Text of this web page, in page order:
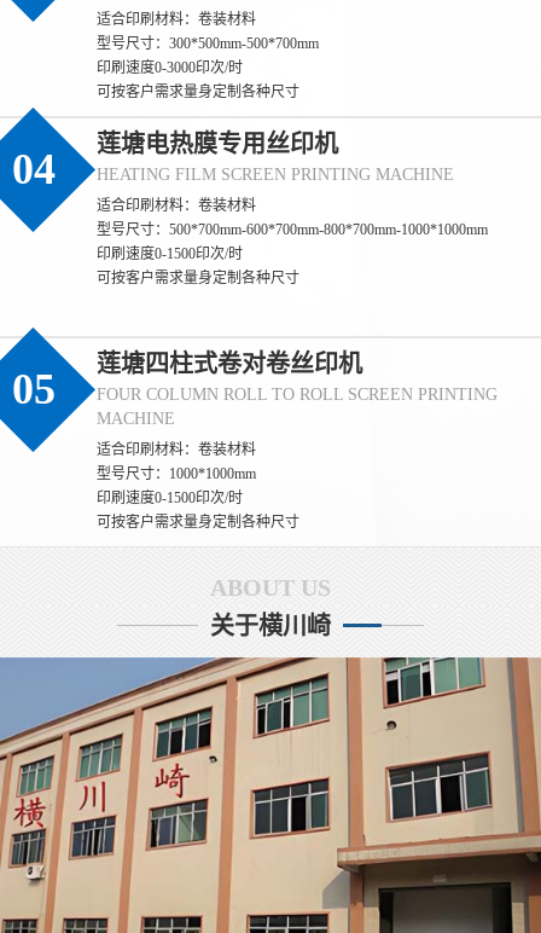
适合印刷材料：卷装材料
型号尺寸：300*500mm-500*700mm
印刷速度0-3000印次/时
可按客户需求量身定制各种尺寸
04
莲塘电热膜专用丝印机
HEATING FILM SCREEN PRINTING MACHINE
适合印刷材料：卷装材料
型号尺寸：500*700mm-600*700mm-800*700mm-1000*1000mm
印刷速度0-1500印次/时
可按客户需求量身定制各种尺寸
05
莲塘四柱式卷对卷丝印机
FOUR COLUMN ROLL TO ROLL SCREEN PRINTING
MACHINE
适合印刷材料：卷装材料
型号尺寸：1000*1000mm
印刷速度0-1500印次/时
可按客户需求量身定制各种尺寸
ABOUT US
关于横川崎
(莲塘)丝印过程中如何保证标签的防伪效果
能、精准控制印刷参数、量化检测防伪特征，确保每一张标签的防
伪识别效果完全统一。 一、源头锁定：防伪材料的性能一致性是基
础 1. **防伪油墨的批次化管控** - 同一批次标签必须使用**同一供
应商、同一生产批次**的防伪油墨（如光变油
(莲塘)丝印过程中如何保证防伪标签的一致
(莲塘) 保证丝印防伪标签一致性的核心，是**消除全流程变量**，
通过标准化材料、固定设备参数、统一操作规范和量化检测，实现
批次标签必须使用同一供应商、同一批次的基材（如PET膜、易碎
纸），避免不同批次基材厚度、平整度差异
(莲塘)丝印过程中如何保证防伪标签的质量
(莲塘)丝印防伪标签的质量直接决定其防伪有效性，核心要从**源头
控制、过程监管、结果检测**三个维度层层把关。 一、源头控制：
网版与材料是质量根基 1. **网版精度把控** - 选择高目数丝网（如
300-500目），确保微缩文字、精细纹理能清晰呈现，目数过低易导
致图案边缘毛糙。 - 严格控制感光胶厚度（通常5-10&mu;m），厚
度不均会造成油墨漏印量不一致，出现局
(莲塘)〔丝印机〕丝网印刷丝印网版怎么制
(莲塘) 丝网印刷网版制作主要包括以下步骤和方法： 一、制版方法
分类 直接制版法&zwnj; 工艺流程：绷网&rarr;脱脂&rarr;烘干&rarr;